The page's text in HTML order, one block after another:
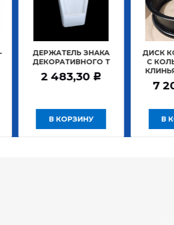
ЗНАКА
Т
Р
ДИСК КОЛЕСА 7,0*20
С КОЛЬЦАМИ ПОД
КЛИНЬЯ ОРИГИНАЛ
Р